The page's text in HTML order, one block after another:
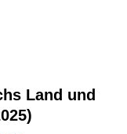
Land und